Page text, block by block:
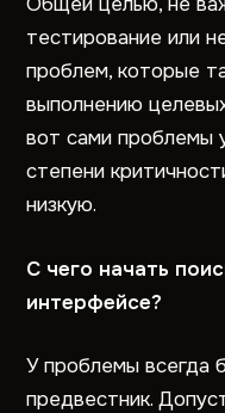
тестирование или
проблем, которые
выполнению
вот сами проблемы
степени
низкую.
С чего начать
интерфейсе?
У проблемы всегда
предвестник.